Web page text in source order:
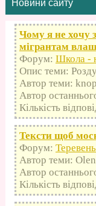
Новини сайту
Чому я не хочу
мігрантам
Форум: Школа -
Опис теми:
Автор теми:
Автор
Кількість
Тексти щоб
Форум:
Автор теми:
Автор
Кількість